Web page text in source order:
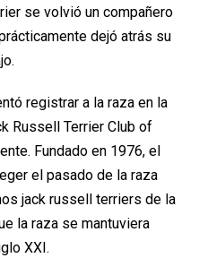
se volvió un compañero
dejó atrás su
registrar a la raza en la
Russell Terrier Club of
Fundado en 1976, el
el pasado de la raza
jack russell terriers de la
la raza se mantuviera
XXI.